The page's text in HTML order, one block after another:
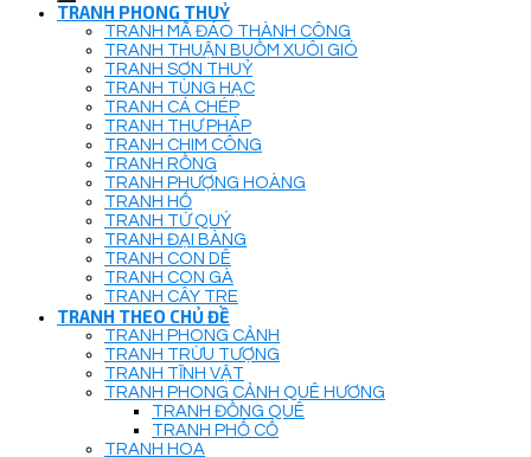
TRANH PHONG THUỶ
TRANH MÃ ĐÁO THÀNH CÔNG
TRANH THUẬN BUỒM XUÔI GIÓ
TRANH SƠN THUỶ
TRANH TÙNG HẠC
TRANH CÁ CHÉP
TRANH THƯ PHÁP
TRANH CHIM CÔNG
TRANH RỒNG
TRANH PHƯỢNG HOÀNG
TRANH HỔ
TRANH TỨ QUÝ
TRANH ĐẠI BÀNG
TRANH CON DÊ
TRANH CON GÀ
TRANH CÂY TRE
TRANH THEO CHỦ ĐỀ
TRANH PHONG CẢNH
TRANH TRỪU TƯỢNG
TRANH TĨNH VẬT
TRANH PHONG CẢNH QUÊ HƯƠNG
TRANH ĐỒNG QUÊ
TRANH PHỐ CỔ
TRANH HOA